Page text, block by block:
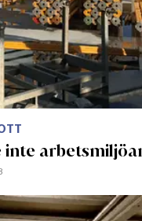
inte